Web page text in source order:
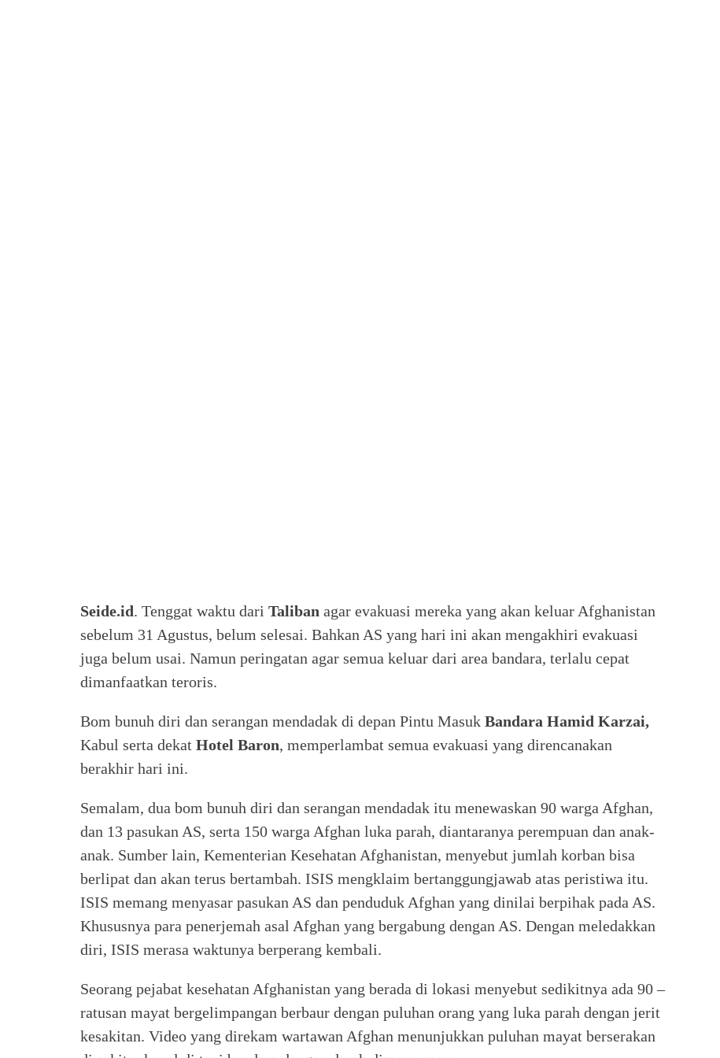
Seide.id. Tenggat waktu dari Taliban agar evakuasi mereka yang akan keluar Afghanistan
sebelum 31 Agustus, belum selesai. Bahkan AS yang hari ini akan mengakhiri evakuasi
juga belum usai. Namun peringatan agar semua keluar dari area bandara, terlalu cepat
dimanfaatkan teroris.
Bom bunuh diri dan serangan mendadak di depan Pintu Masuk Bandara Hamid Karzai,
Kabul serta dekat Hotel Baron, memperlambat semua evakuasi yang direncanakan
berakhir hari ini.
Semalam, dua bom bunuh diri dan serangan mendadak itu menewaskan 90 warga Afghan,
dan 13 pasukan AS, serta 150 warga Afghan luka parah, diantaranya perempuan dan anak-
anak. Sumber lain, Kementerian Kesehatan Afghanistan, menyebut jumlah korban bisa
berlipat dan akan terus bertambah. ISIS mengklaim bertanggungjawab atas peristiwa itu.
ISIS memang menyasar pasukan AS dan penduduk Afghan yang dinilai berpihak pada AS.
Khususnya para penerjemah asal Afghan yang bergabung dengan AS. Dengan meledakkan
diri, ISIS merasa waktunya berperang kembali.
Seorang pejabat kesehatan Afghanistan yang berada di lokasi menyebut sedikitnya ada 90 –
ratusan mayat bergelimpangan berbaur dengan puluhan orang yang luka parah dengan jerit
kesakitan. Video yang direkam wartawan Afghan menunjukkan puluhan mayat berserakan